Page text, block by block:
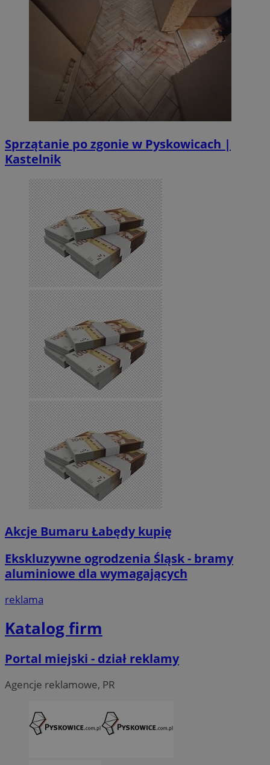
Sprzątanie po zgonie w Pyskowicach |
Kastelnik
Akcje Bumaru Łabędy kupię
Ekskluzywne ogrodzenia Śląsk - bramy
aluminiowe dla wymagających
reklama
Katalog firm
Portal miejski - dział reklamy
Agencje reklamowe, PR